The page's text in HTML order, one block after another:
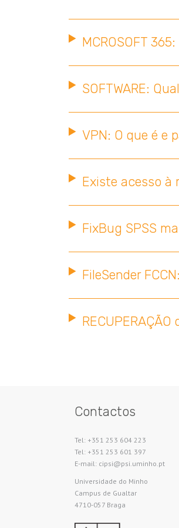
MCROSOFT
SOFTWARE:
VPN: O que é e
Existe acesso à
FixBug SPSS
FileSender
Contactos
Tel: +351 253 604 223
Tel: +351 253 601 397
E-mail: cipsi@psi.uminho.pt
Universidade do Minho​
Campus de Gualtar
4710-057 Braga